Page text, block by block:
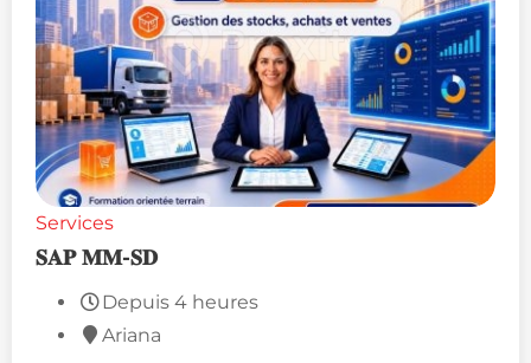
Services
𝐒𝐀𝐏 𝐌𝐌-𝐒𝐃
Depuis 4 heures
Ariana